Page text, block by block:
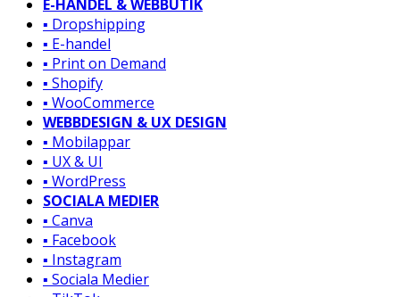
E-HANDEL & WEBBUTIK
▪️ Dropshipping
▪️ E-handel
▪️ Print on Demand
▪️ Shopify
▪️ WooCommerce
WEBBDESIGN & UX DESIGN
▪️ Mobilappar
▪️ UX & UI
▪️ WordPress
SOCIALA MEDIER
▪️ Canva
▪️ Facebook
▪️ Instagram
▪️ Sociala Medier